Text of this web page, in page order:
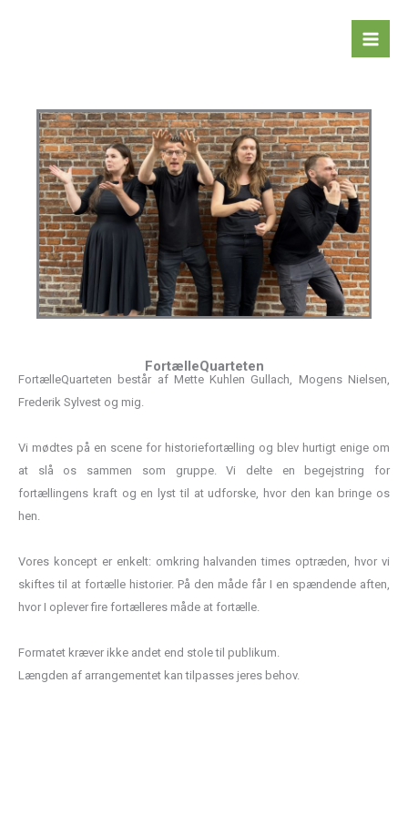
FortælleQuarteten
FortælleQuarteten består af Mette Kuhlen Gullach, Mogens Nielsen,
Frederik Sylvest og mig.
Vi mødtes på en scene for historiefortælling og blev hurtigt enige om
at slå os sammen som gruppe. Vi delte en begejstring for
fortællingens kraft og en lyst til at udforske, hvor den kan bringe os
hen.
Vores koncept er enkelt: omkring halvanden times optræden, hvor vi
skiftes til at fortælle historier. På den måde får I en spændende aften,
hvor I oplever fire fortælleres måde at fortælle.
Formatet kræver ikke andet end stole til publikum.
Længden af arrangementet kan tilpasses jeres behov.